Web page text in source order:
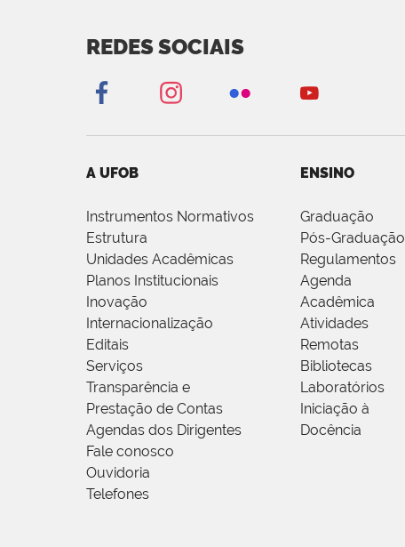
REDES SOCIAIS
A UFOB
Instrumentos Normativos
Estrutura
Unidades Acadêmicas
Planos Institucionais
Inovação
Internacionalização
Editais
Serviços
Transparência e
Prestação de Contas
Agendas dos Dirigentes
Fale conosco
Ouvidoria
Telefones
ENSINO
Graduação
Pós-Graduação
Regulamentos
Agenda
Acadêmica
Atividades
Remotas
Bibliotecas
Laboratórios
Iniciação à
Docência